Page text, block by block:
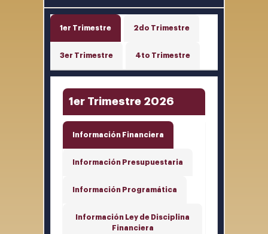
1er Trimestre 2do Trimestre
3er Trimestre 4to Trimestre
1er Trimestre 2026
Información Financiera
Información Presupuestaria
Información Programática
Información Ley de Disciplina
Financiera